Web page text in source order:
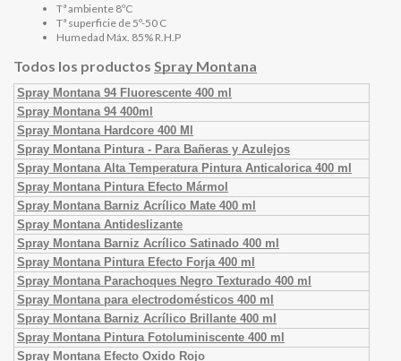
Tª ambiente 8ºC
Tª superficie de 5º-50 C
Humedad Máx. 85% R.H.P
Todos los productos Spray Montana
Spray Montana 94 Fluorescente 400 ml
Spray Montana 94 400ml
Spray Montana Hardcore 400 Ml
Spray Montana Pintura - Para Bañeras y Azulejos
Spray Montana Alta Temperatura Pintura Anticalorica 400 ml
Spray Montana Pintura Efecto Mármol
Spray Montana Barniz Acrílico Mate 400 ml
Spray Montana Antideslizante
Spray Montana Barniz Acrílico Satinado 400 ml
Spray Montana Pintura Efecto Forja 400 ml
Spray Montana Parachoques Negro Texturado 400 ml
Spray Montana para electrodomésticos 400 ml
Spray Montana Barniz Acrílico Brillante 400 ml
Spray Montana Pintura Fotoluminiscente 400 ml
Spray Montana Efecto Oxido Rojo